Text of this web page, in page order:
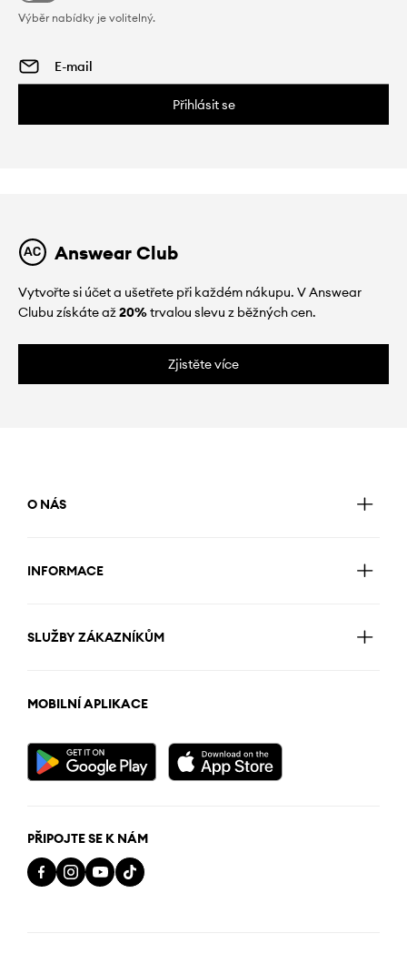
Výběr nabídky je volitelný.
Přihlásit se
Answear Club
Vytvořte si účet a ušetřete při každém nákupu. V Answear
Clubu získáte až20%trvalou slevu z běžných cen.
Zjistěte více
O NÁS
INFORMACE
SLUŽBY ZÁKAZNÍKŮM
MOBILNÍ APLIKACE
PŘIPOJTE SE K NÁM